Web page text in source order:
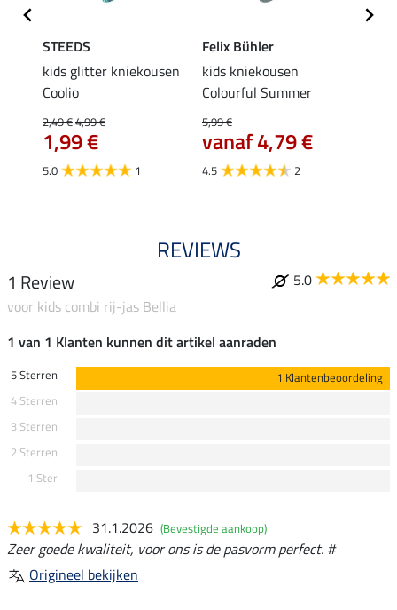
STEEDS
kids glitter kniekousen
Coolio
2,49 €4,99 €
1,99 €
5.0 1
Felix Bühler
kids kniekousen
Colourful Summer
5,99 €
vanaf 4,79 €
4.5 2
REVIEWS
1 Review
5.0
voor kids combi rij-jas Bellia
1 van 1 Klanten kunnen dit artikel aanraden
5 Sterren
1 Klantenbeoordeling
4 Sterren
3 Sterren
2 Sterren
1 Ster
31.1.2026 (Bevestigde aankoop)
Zeer goede kwaliteit, voor ons is de pasvorm perfect. #
Origineel bekijken